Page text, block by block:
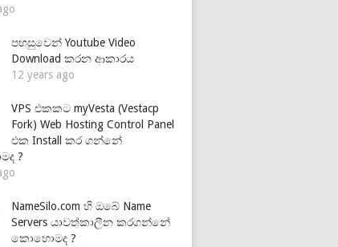
පහසුවෙන් Youtube Video
Download කරන ආකාරය
12 years ago
VPS එකකට myVesta (Vestacp
Fork) Web Hosting Control Panel
එක Install කර ගන්නේ
?
NameSilo.com හි ඔබේ Name
Servers යාවත්කාලීන කරගන්නේ
කොහොමද ?